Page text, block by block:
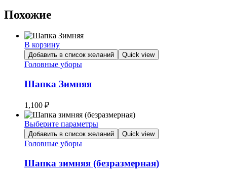
Похожие
В корзину
Добавить в список желаний Quick view
Головные уборы
Шапка Зимняя
1,100 ₽
Выберите параметры
Этот
товар
несколько
вариаций.
Добавить в список желаний Quick view
Головные уборы
Шапка зимняя (безразмерная)